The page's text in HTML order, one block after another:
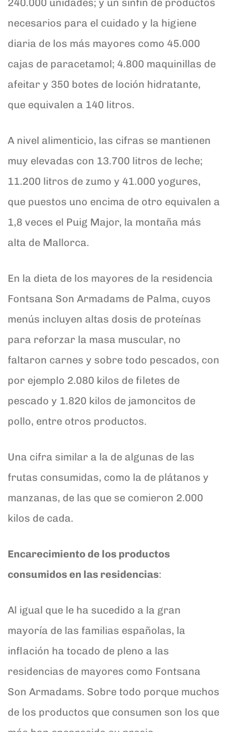
necesarios para el cuidado y la higiene
diaria de los más mayores como 45.000
cajas de paracetamol; 4.800 maquinillas de
afeitar y 350 botes de loción hidratante,
que equivalen a 140 litros.
A nivel alimenticio, las cifras se mantienen
muy elevadas con 13.700 litros de leche;
11.200 litros de zumo y 41.000 yogures,
que puestos uno encima de otro equivalen a
1,8 veces el Puig Major, la montaña más
alta de Mallorca.
En la dieta de los mayores de la residencia
Fontsana Son Armadams de Palma, cuyos
menús incluyen altas dosis de proteínas
para reforzar la masa muscular, no
faltaron carnes y sobre todo pescados, con
por ejemplo 2.080 kilos de filetes de
pescado y 1.820 kilos de jamoncitos de
pollo, entre otros productos.
Una cifra similar a la de algunas de las
frutas consumidas, como la de plátanos y
manzanas, de las que se comieron 2.000
kilos de cada.
Encarecimiento de los productos
consumidos en las residencias:
Al igual que le ha sucedido a la gran
mayoría de las familias españolas, la
inflación ha tocado de pleno a las
residencias de mayores como Fontsana
Son Armadams. Sobre todo porque muchos
de los productos que consumen son los que